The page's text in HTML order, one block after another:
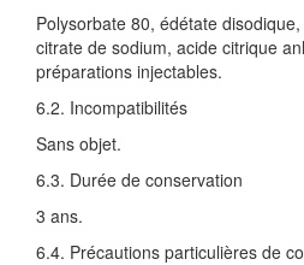
Polysorbate 80, édétate
citrate de sodium, acide citrique
préparations injectables.
6.2. Incompatibilités
Sans objet.
6.3. Durée de conservation
3 ans.
6.4. Précautions particulières de